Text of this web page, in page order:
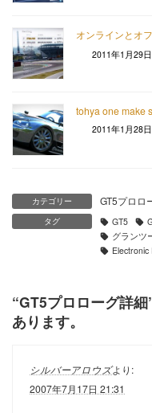
オンラインとオ
2011年1月29日
tohya one make
2011年1月28日
カテゴリー GT5プロロ
タグ GT5
グランツ
“GT5プロローグ詳細
あります。
シルバーアロウズより:
2007年7月17日 21:31